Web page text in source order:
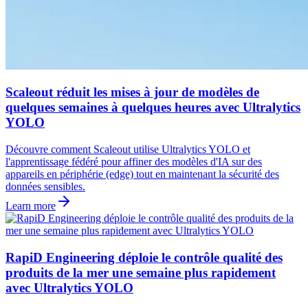
Scaleout réduit les mises à jour de modèles de
quelques semaines à quelques heures avec Ultralytics
YOLO
Découvre comment Scaleout utilise Ultralytics YOLO et
l'apprentissage fédéré pour affiner des modèles d'IA sur des
appareils en périphérie (edge) tout en maintenant la sécurité des
données sensibles.
Learn more
RapiD Engineering déploie le contrôle qualité des
produits de la mer une semaine plus rapidement
avec Ultralytics YOLO